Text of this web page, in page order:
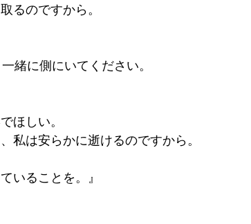
るのですから。
緒に側にいてください。
ほしい。
私は安らかに逝けるのですから。
いることを。』